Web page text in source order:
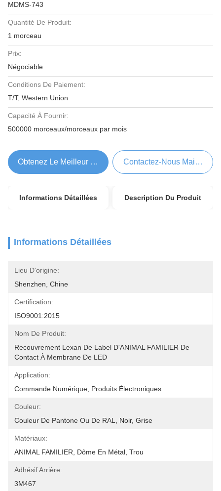
MDMS-743
Quantité De Produit:
1 morceau
Prix:
Négociable
Conditions De Paiement:
T/T, Western Union
Capacité À Fournir:
500000 morceaux/morceaux par mois
Obtenez Le Meilleur Prix Contactez-Nous Maintenant
Informations Détaillées Description Du Produit
Informations Détaillées
Lieu D'origine:
Shenzhen, Chine
Certification:
ISO9001:2015
Nom De Produit:
Recouvrement Lexan De Label D'ANIMAL FAMILIER De
Contact À Membrane De LED
Application:
Commande Numérique, Produits Électroniques
Couleur:
Couleur De Pantone Ou De RAL, Noir, Grise
Matériaux:
ANIMAL FAMILIER, Dôme En Métal, Trou
Adhésif Arrière:
3M467